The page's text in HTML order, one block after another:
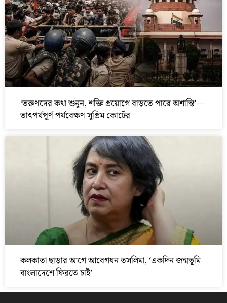
‘তরুণদের কথা শুনুন, শক্তি প্রয়োগে বাড়তে পারে অশান্তি’—
তাৎপর্যপূর্ণ পর্যবেক্ষণ সুপ্রিম কোর্টের
কলকাতা ছাড়ার আগে আবেগঘন তসলিমা, ‘একদিন জন্মভূমি
বাংলাদেশে ফিরতে চাই’